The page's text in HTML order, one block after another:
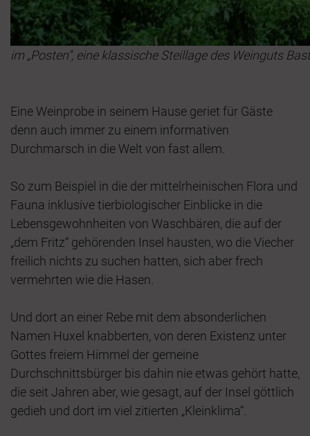
im „Posten“, eine klassische Steillage des Weinguts
Eine Weinprobe in seinem Hause geriet für Gäste
denn auch immer zu einem informativen
Durchmarsch in die Welt von fast allem.
So zum Beispiel in die der mittelrheinischen Flora und
Fauna inklusive tierbiologischer Einblicke in die
Lebensgewohnheiten von Waschbären, die auf der
„dem Fritz“ gehörenden Insel hausten, wo die Viecher
freilich nichts zu suchen hatten, sich aber frech
vermehrten wie die Hasen.
Und dort an einer Rebe mit dem absonderlichen
Namen Huxel knabberten, von deren Existenz unter
Gottes freiem Himmel der gemeine
Durchschnittsbürger bis dahin nie etwas gehört hatte,
die seit Jahren aber, wie gesagt, auf der Insel göttlich
gedieh und dort im viel zitierten „Kleinklima“.